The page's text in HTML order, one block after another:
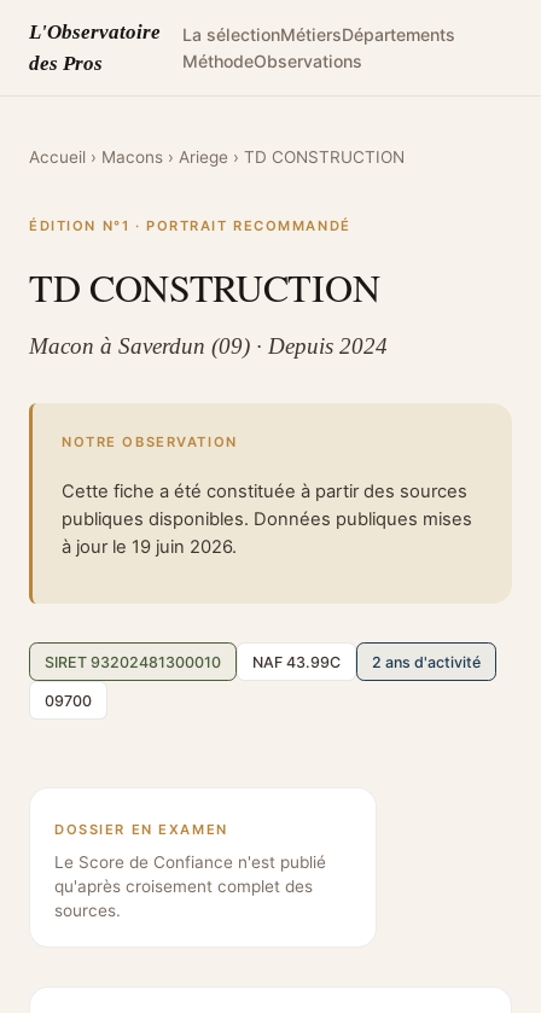
L'Observatoire
des Pros
La sélectionMétiersDépartements
MéthodeObservations
Accueil › Macons › Ariege › TD CONSTRUCTION
ÉDITION N°1 · PORTRAIT RECOMMANDÉ
TD CONSTRUCTION
Macon à Saverdun (09) · Depuis 2024
NOTRE OBSERVATION
Cette fiche a été constituée à partir des sources
publiques disponibles. Données publiques mises
à jour le 19 juin 2026.
SIRET 93202481300010 NAF 43.99C 2 ans d'activité
09700
DOSSIER EN EXAMEN
Le Score de Confiance n'est publié
qu'après croisement complet des
sources.